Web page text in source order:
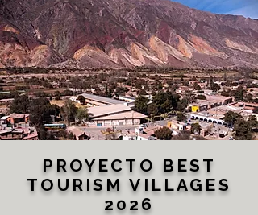
PROYECTO BEST
TOURISM VILLAGES
2026